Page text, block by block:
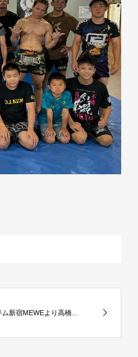
新宿MEWEより高橋...